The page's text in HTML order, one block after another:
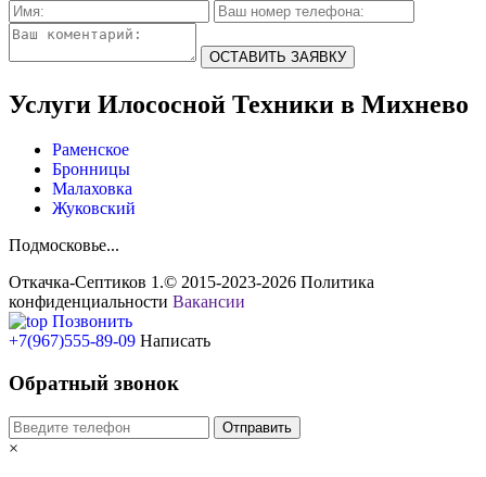
ОСТАВИТЬ ЗАЯВКУ
Услуги Илососной Техники в Михнево
Раменское
Бронницы
Малаховка
Жуковский
Подмосковье...
Откачка-Септиков 1.© 2015-2023-2026 Политика
конфиденциальности Вакансии
Позвонить
+7(967)555-89-09 Написать
Обратный звонок
×